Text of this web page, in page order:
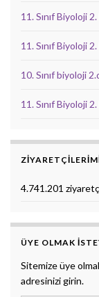
11. Sınıf Biyoloji
11. Sınıf Biyoloji
10. Sınıf biyoloji
11. Sınıf Biyoloji
4.741.201
ÜYE OLMAK
Sitemize üye
adresinizi girin.